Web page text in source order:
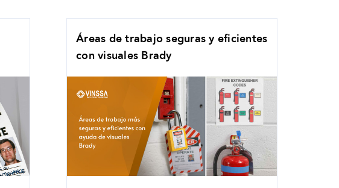
Áreas de trabajo seguras y eficientes
con visuales Brady